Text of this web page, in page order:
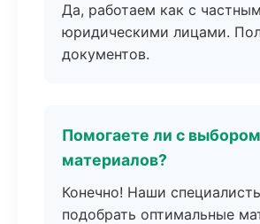
Да, работаем как с
юридическими лицами.
документов.
Помогаете ли с выбором
материалов?
Конечно! Наши
подобрать оптимальные